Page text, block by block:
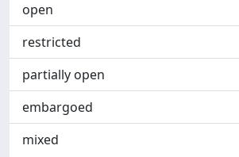
open
restricted
partially open
embargoed
mixed